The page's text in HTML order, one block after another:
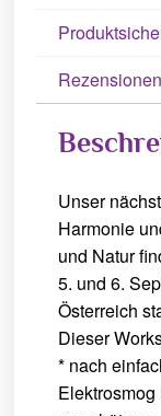
Unser
Harmonie
und Natur
5. und 6.
Österreich
Dieser
* nach